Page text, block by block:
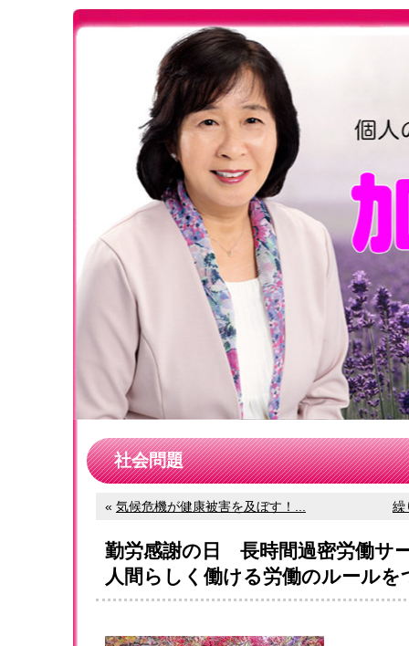
社会問題
« 気候危機が健康被害を及ぼす！... 繰
勤労感謝の日 長時間過密労働サ
人間らしく働ける労働のルールを